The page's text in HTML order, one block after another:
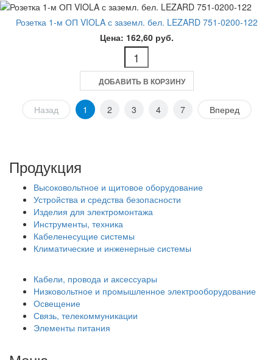
Розетка 1-м ОП VIOLA с заземл. бел. LEZARD 751-0200-122
Цена: 162,60 руб.
ДОБАВИТЬ В КОРЗИНУ
Назад 1 2 3 4 7 Вперед
Продукция
Высоковольтное и щитовое оборудование
Устройства и средства безопасности
Изделия для электромонтажа
Инструменты, техника
Кабеленесущие системы
Климатические и инженерные системы
Кабели, провода и аксессуары
Низковольтное и промышленное электрооборудование
Освещение
Связь, телекоммуникации
Элементы питания